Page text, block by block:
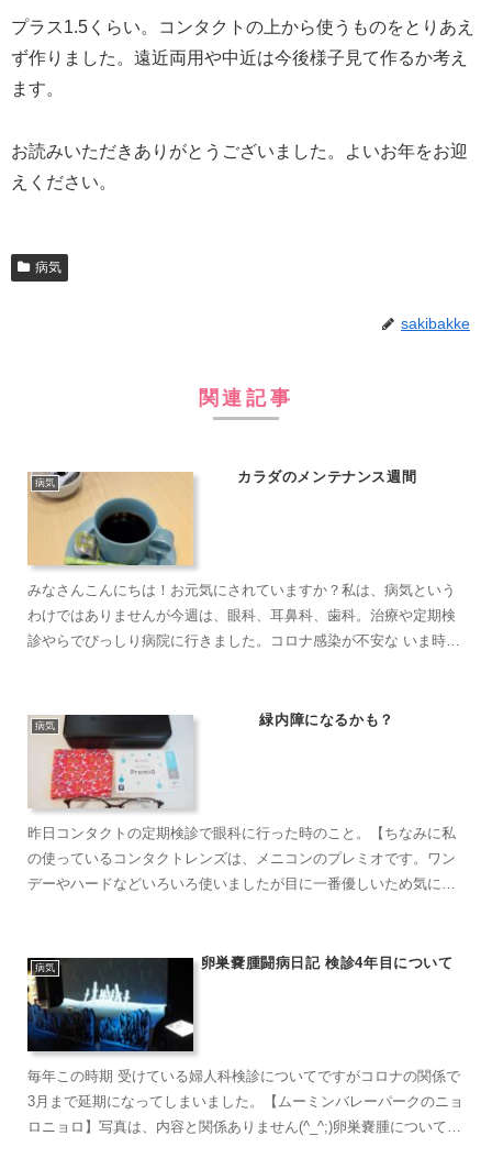
プラス1.5くらい。コンタクトの上から使うものをとりあえ
ず作りました。遠近両用や中近は今後様子見て作るか考え
ます。
お読みいただきありがとうございました。よいお年をお迎
えください。
病気
sakibakke
関連記事
病気 カラダのメンテナンス週間
みなさんこんにちは！お元気にされていますか？私は、病気という
わけではありませんが今週は、眼科、耳鼻科、歯科。治療や定期検
診やらでびっしり病院に行きました。コロナ感染が不安な いま時
病気 緑内障になるかも？
昨日コンタクトの定期検診で眼科に行った時のこと。【ちなみに私
の使っているコンタクトレンズは、メニコンのプレミオです。ワン
デーやハードなどいろいろ使いましたが目に一番優しいため気に入
病気 卵巣嚢腫闘病日記 検診4年目について
毎年この時期 受けている婦人科検診についてですがコロナの関係で
3月まで延期になってしまいました。【ムーミンバレーパークのニョ
ロニョロ】写真は、内容と関係ありません(^_^;)卵巣嚢腫について読